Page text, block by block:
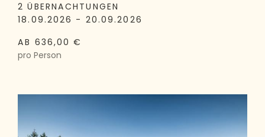
2 ÜBERNACHTUNGEN
18.09.2026 - 20.09.2026
AB 636,00 €
pro Person